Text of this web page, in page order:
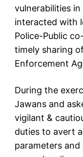
vulnerabilities
interacted with
Police-Public
timely sharing
Enforcement
During the
Jawans and
vigilant &
duties to avert
parameters